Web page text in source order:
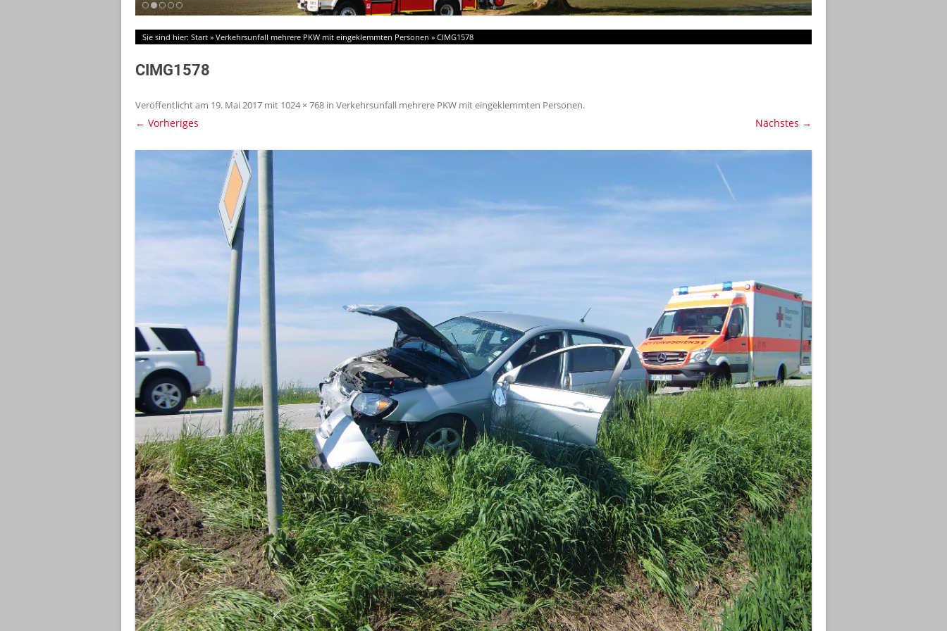
Sie sind hier: Start » Verkehrsunfall mehrere PKW mit eingeklemmten Personen » CIMG1578
CIMG1578
Veröffentlicht am 19. Mai 2017 mit 1024 × 768 in Verkehrsunfall mehrere PKW mit eingeklemmten Personen.
← Vorheriges Nächstes →